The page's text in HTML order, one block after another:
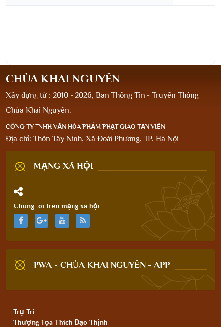
CHÙA KHAI NGUYÊN
Xây dựng từ : 2010 - 2026, Ban Thông Tin - Truyền Thông
Chùa Khai Nguyên.
CÔNG TY TNHH VĂN HÓA PHẨM PHẬT GIÁO TẢN VIÊN
Địa chỉ: Thôn Tây Ninh, Xã Đoài Phương, TP. Hà Nội
MẠNG XÃ HỘI
Chúng tôi trên mạng xã hội
PWA - CHÙA KHAI NGUYÊN - APP
Trụ Trì
Thượng Tọa Thích Đạo Thịnh